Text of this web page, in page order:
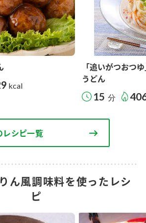
kcal
「追いがつおつ
うどん
15 分
レシピ一覧
ん風調味料を使ったレシ
ピ